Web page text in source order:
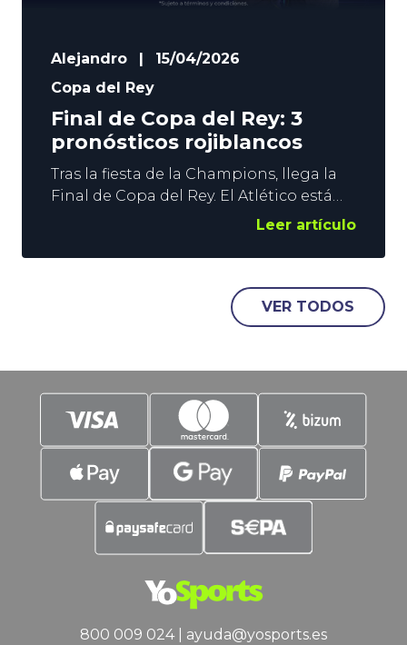
Alejandro
15/04/2026
Copa del Rey
Final de Copa del Rey: 3
pronósticos rojiblancos
Tras la fiesta de la Champions, llega la
Final de Copa del Rey. El Atlético está
viviendo una semana espectacular, que
Sociedad. En YoSports nos ponemos la
camiseta rojiblanca para lanzar 3
pronósticos colchoneros para la Final.
Contenido: El Atlético gana en 90
Leer artículo
VER TODOS
800 009 024| ayuda@yosports.es